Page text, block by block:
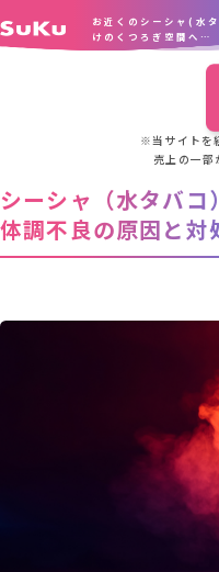
お近くのシーシャ(水
けのくつろぎ空間へ…
※当サイトを
売上の一部
シーシャ（水タバ
体調不良の原因と対